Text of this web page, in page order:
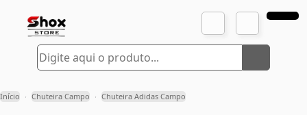
Início › Chuteira Campo › Chuteira Adidas Campo